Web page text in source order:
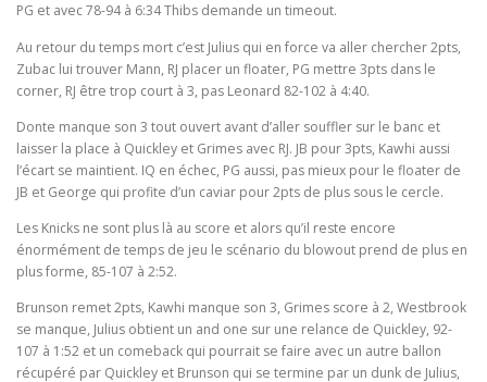
PG et avec 78-94 à 6:34 Thibs demande un timeout.
Au retour du temps mort c’est Julius qui en force va aller chercher 2pts,
Zubac lui trouver Mann, RJ placer un floater, PG mettre 3pts dans le
corner, RJ être trop court à 3, pas Leonard 82-102 à 4:40.
Donte manque son 3 tout ouvert avant d’aller souffler sur le banc et
laisser la place à Quickley et Grimes avec RJ. JB pour 3pts, Kawhi aussi
l’écart se maintient. IQ en échec, PG aussi, pas mieux pour le floater de
JB et George qui profite d’un caviar pour 2pts de plus sous le cercle.
Les Knicks ne sont plus là au score et alors qu’il reste encore
énormément de temps de jeu le scénario du blowout prend de plus en
plus forme, 85-107 à 2:52.
Brunson remet 2pts, Kawhi manque son 3, Grimes score à 2, Westbrook
se manque, Julius obtient un and one sur une relance de Quickley, 92-
107 à 1:52 et un comeback qui pourrait se faire avec un autre ballon
récupéré par Quickley et Brunson qui se termine par un dunk de Julius,